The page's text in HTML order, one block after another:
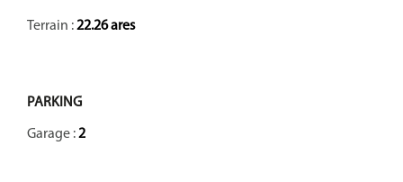
Terrain :22.26 ares
PARKING
Garage :2